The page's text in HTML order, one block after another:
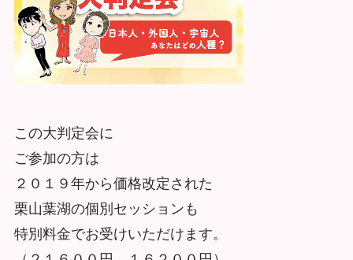
この大判定会に
ご参加の方は
２０１９年から価格改定された
栗山葉湖の個別セッションも
特別料金でお受けいただけます。